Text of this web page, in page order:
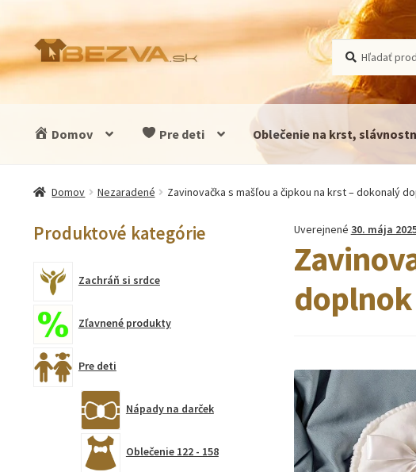
Preskočiť
na
navigáciu
Preskočiť
na
obsah
Hľadať:
Vyhľadávanie
Domov Pre deti Oblečenie na krst,
Domov Nezaradené Zavinovačka s mašľou a čipkou na krst – dokonalý
Uverejnené 30. mája
Produktové kategórie
Zachráň si srdce
Zľavnené produkty
Pre deti
Nápady na darček
Oblečenie 122 - 158